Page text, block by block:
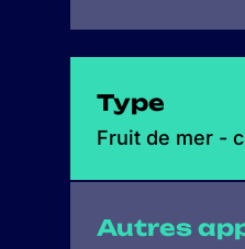
Type
Fruit de mer -
Autres